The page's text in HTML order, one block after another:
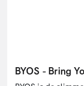
BYOS - Bring